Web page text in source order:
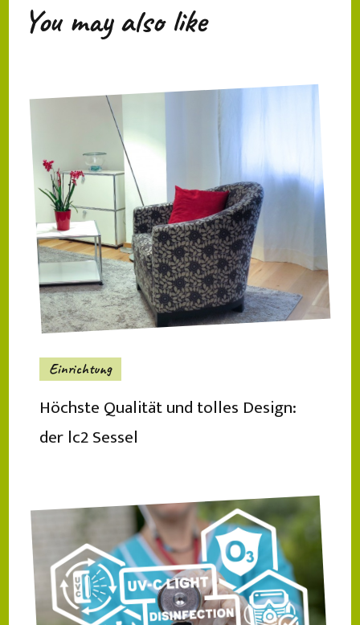
You may also like
Einrichtung
Höchste Qualität und tolles Design:
der lc2 Sessel